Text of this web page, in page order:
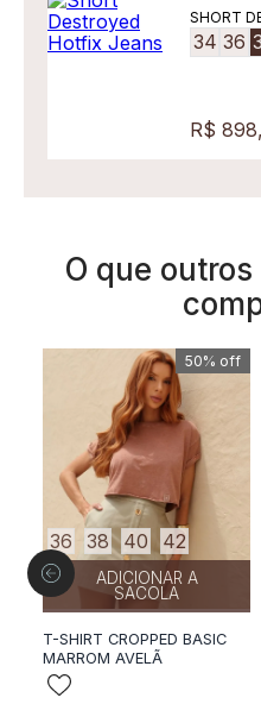
SHORT
S34 36
R$
O que
50% off
36 38 40 42
ADICIONAR A
SACOLA
T-SHIRT CROPPED BASIC
MARROM AVELÃ